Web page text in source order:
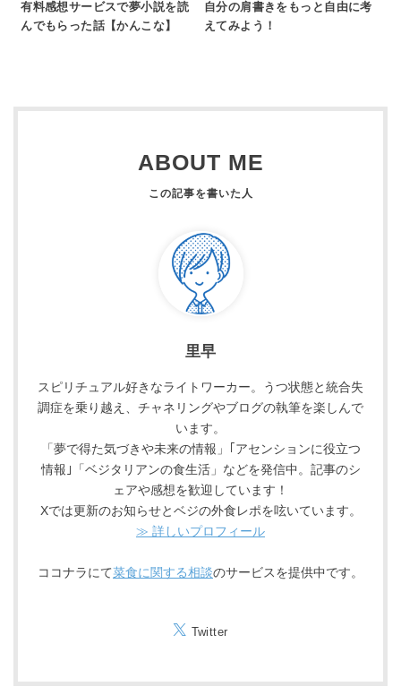
有料感想サービスで夢小説を読
んでもらった話【かんこな】
自分の肩書きをもっと自由に考
えてみよう！
ABOUT ME
里早
スピリチュアル好きなライトワーカー。うつ状態と統合失
調症を乗り越え、チャネリングやブログの執筆を楽しんで
います。
「夢で得た気づきや未来の情報」｢アセンションに役立つ
情報｣「ベジタリアンの食生活」などを発信中。記事のシ
ェアや感想を歓迎しています！
Xでは更新のお知らせとベジの外食レポを呟いています。
≫ 詳しいプロフィール
ココナラにて菜食に関する相談のサービスを提供中です。
Twitter